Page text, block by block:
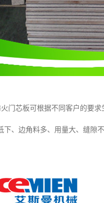
门芯板可根据不同客户的要
下、边角料多、用量大、缝隙